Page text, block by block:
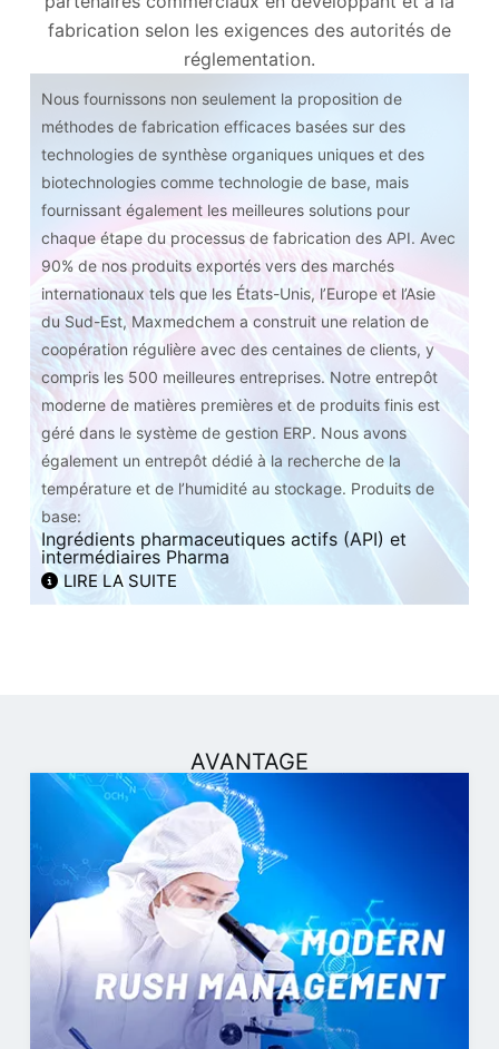
fabrication selon les exigences des autorités de
réglementation.
Nous fournissons non seulement la proposition de
méthodes de fabrication efficaces basées sur des
technologies de synthèse organiques uniques et des
biotechnologies comme technologie de base, mais
fournissant également les meilleures solutions pour
chaque étape du processus de fabrication des API. Avec
90% de nos produits exportés vers des marchés
internationaux tels que les États-Unis, l’Europe et l’Asie
du Sud-Est, Maxmedchem a construit une relation de
coopération régulière avec des centaines de clients, y
compris les 500 meilleures entreprises. Notre entrepôt
moderne de matières premières et de produits finis est
géré dans le système de gestion ERP. Nous avons
également un entrepôt dédié à la recherche de la
température et de l’humidité au stockage. Produits de
base:
Ingrédients pharmaceutiques actifs (API) et
intermédiaires Pharma
LIRE LA SUITE
AVANTAGE